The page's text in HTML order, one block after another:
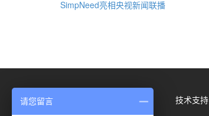
SimpNeed亮相央视新闻联播
技术支持
请您留言